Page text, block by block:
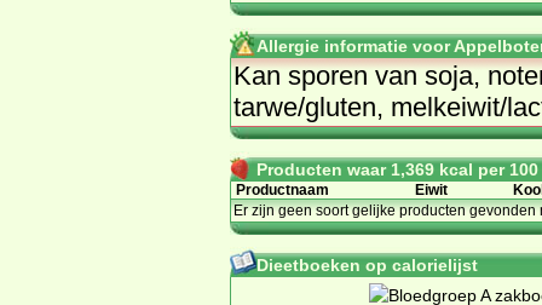
Allergie informatie voor
Kan sporen van soja,
tarwe/gluten, melkeiwit/
Producten waar 1,369 kcal per
Productnaam Eiwit
Er zijn geen soort gelijke producten gevonden
Dieetboeken op calorielijst